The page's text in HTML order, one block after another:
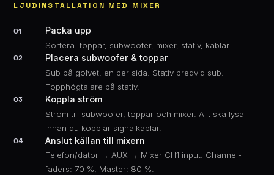
LJUDINSTALLATION MED MIXER
01 Packa upp
Sortera: toppar, subwoofer, mixer, stativ, kablar.
02 Placera subwoofer & toppar
Sub på golvet, en per sida. Stativ bredvid sub.
Topphögtalare på stativ.
03 Koppla ström
Ström till subwoofer, toppar och mixer. Allt ska lysa
innan du kopplar signalkablar.
04 Anslut källan till mixern
Telefon/dator → AUX → Mixer CH1 input. Channel-
faders: 70 %, Master: 80 %.